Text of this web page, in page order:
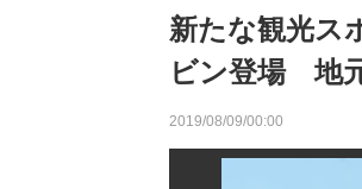
新たな観光ス
ビン登場 地
2019/08/09/00:00